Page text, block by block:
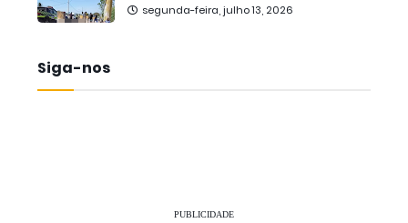
segunda-feira, julho 13, 2026
Siga-nos
PUBLICIDADE